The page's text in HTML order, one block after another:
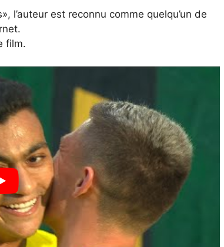
l’auteur est reconnu comme quelqu’un de
film.